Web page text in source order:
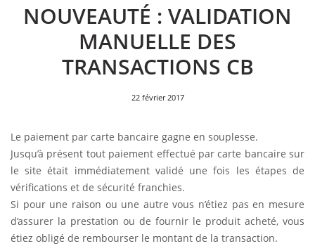
NOUVEAUTÉ : VALIDATION
MANUELLE DES
TRANSACTIONS CB
22 février 2017
Le paiement par carte bancaire gagne en souplesse.
Jusqu’à présent tout paiement effectué par carte bancaire sur
le site était immédiatement validé une fois les étapes de
vérifications et de sécurité franchies.
Si pour une raison ou une autre vous n’étiez pas en mesure
d’assurer la prestation ou de fournir le produit acheté, vous
étiez obligé de rembourser le montant de la transaction.